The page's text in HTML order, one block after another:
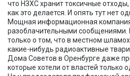
что НЗХС хранит токсичные
как это делается. И опять тут нет
Мощная информационная
разоблачительными сообщениями.
только о том, что в местном
какие-нибудь радиоактивные
Дома Советов в Оренбурге даже
которые хотели от властей только